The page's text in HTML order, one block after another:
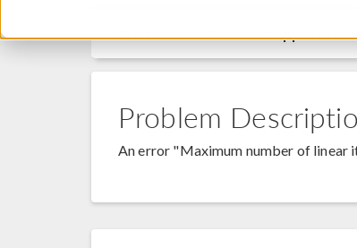
Platform:All PlatformsApplies to:
Problem
An error "Maximum number of linear